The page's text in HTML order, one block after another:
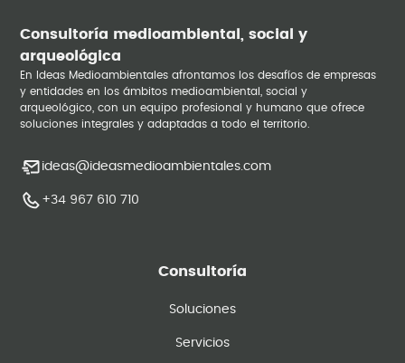
Consultoría medioambiental, social y
arqueológica
En Ideas Medioambientales afrontamos los desafíos de empresas
y entidades en los ámbitos medioambiental, social y
arqueológico, con un equipo profesional y humano que ofrece
soluciones integrales y adaptadas a todo el territorio.
ideas@ideasmedioambientales.com
+34 967 610 710
Consultoría
Soluciones
Servicios